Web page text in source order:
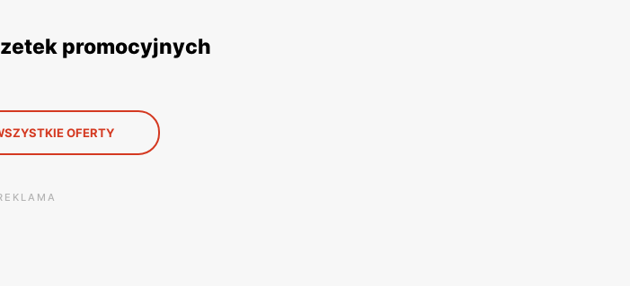
promocyjnych
OFERTY